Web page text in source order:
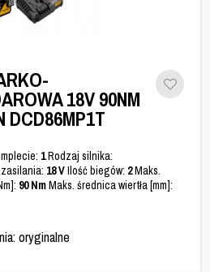
18V 90NM
DCD86MP1T
1Rodzaj silnika:
18 VIlość biegów: 2Maks.
90 NmMaks. średnica wiertła [mm]:
oryginalne